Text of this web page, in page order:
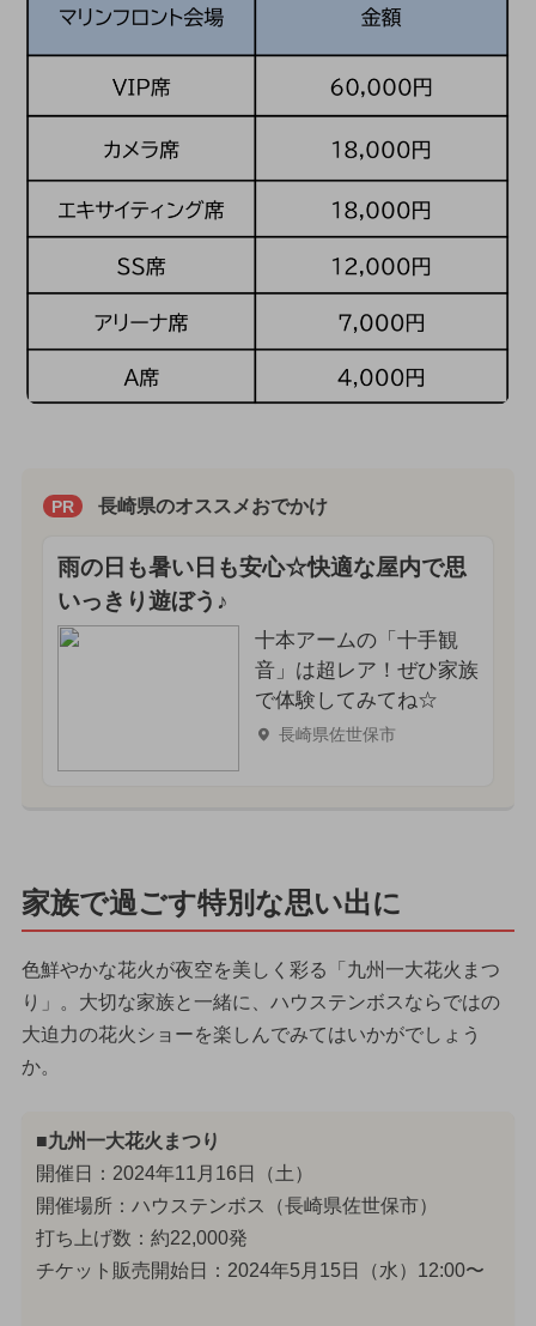
PR 長崎県のオススメおでかけ
雨の日も暑い日も安心☆快適な屋内で思
いっきり遊ぼう♪
十本アームの「十手観
音」は超レア！ぜひ家族
で体験してみてね☆
長崎県佐世保市
家族で過ごす特別な思い出に
色鮮やかな花火が夜空を美しく彩る「九州一大花火まつ
り」。大切な家族と一緒に、ハウステンボスならではの
大迫力の花火ショーを楽しんでみてはいかがでしょう
か。
■九州一大花火まつり
開催日：2024年11月16日（土）
開催場所：ハウステンボス（長崎県佐世保市）
打ち上げ数：約22,000発
チケット販売開始日：2024年5月15日（水）12:00〜